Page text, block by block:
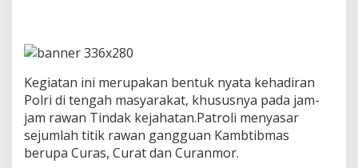
n
a
r
o
i
Kegiatan ini merupakan bentuk nyata kehadiran
Polri di tengah masyarakat, khususnya pada jam-
jam rawan Tindak kejahatan.Patroli menyasar
sejumlah titik rawan gangguan Kambtibmas
berupa Curas, Curat dan Curanmor.